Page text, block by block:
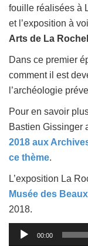
fouille réalisées à
et l’exposition à
Arts de La
Dans ce premier
comment il est
l’archéologie
Pour en savoir
Bastien Gissinger
2018 aux
ce thème.
L’exposition La
Musée des
2018.
Lecteur
audio
00:00